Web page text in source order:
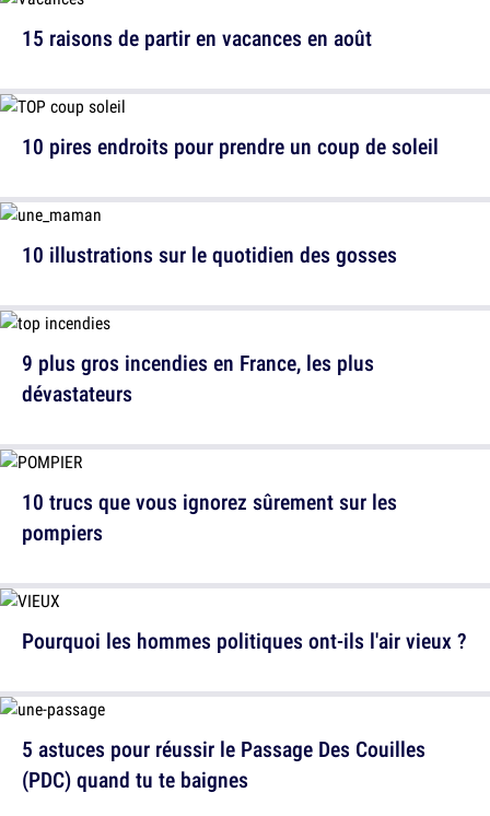
15 raisons de partir en vacances en août
10 illustrations sur le quotidien des gosses
10 trucs que vous ignorez sûrement sur les
pompiers
5 astuces pour réussir le Passage Des Couilles
(PDC) quand tu te baignes
10 pires endroits pour prendre un coup de soleil
9 plus gros incendies en France, les plus
dévastateurs
Pourquoi les hommes politiques ont-ils l'air vieux ?